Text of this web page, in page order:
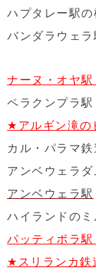
ハプタレー駅
バンダラウェ
ナーヌ・オヤ駅
ペラクンプラ駅
★アルギン滝の
カル・パラマ鉄
アンベウェラ
アンベウェラ駅
ハイランドの
パッティポラ駅
★スリランカ鉄